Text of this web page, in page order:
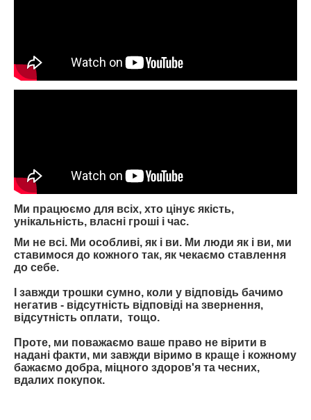
Ми працюємо для всіх, хто цінує якість,
унікальність, власні гроші і час.
Ми не всі. Ми особливі, як і ви. Ми люди як і ви, ми
ставимося до кожного так, як чекаємо ставлення
до себе.
І завжди трошки сумно, коли у відповідь бачимо
негатив - відсутність відповіді на звернення,
відсутність оплати, тощо.
Проте, ми поважаємо ваше право не вірити в
надані факти, ми завжди віримо в краще і кожному
бажаємо добра, міцного здоров'я та чесних,
вдалих покупок.